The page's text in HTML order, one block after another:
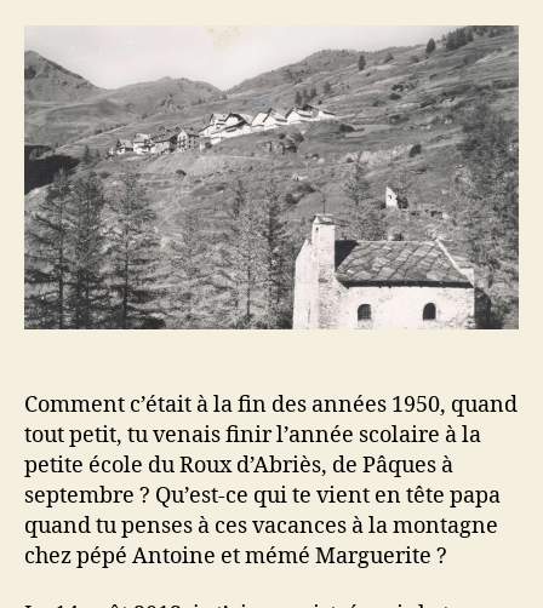
raconter
Comment c’était à la fin des années 1950, quand
tout petit, tu venais finir l’année scolaire à la
petite école du Roux d’Abriès, de Pâques à
septembre ? Qu’est-ce qui te vient en tête papa
quand tu penses à ces vacances à la montagne
chez pépé Antoine et mémé Marguerite ?